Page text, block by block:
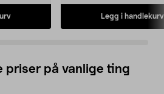
Legg i handlekurv
priser på vanlige ting